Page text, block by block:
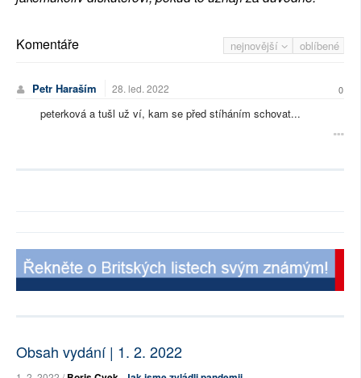
nejnovější oblíbené
Komentáře
Petr Haraším 28. led. 2022 0
peterková a tušl už ví, kam se před stíháním schovat...
Obsah vydání | 1. 2. 2022